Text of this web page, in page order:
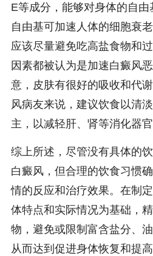
E等成分，能够对身体的自由
自由基可加速人体的细胞衰
应该尽量避免吃高盐食物和
因素都被认为是加速白癜风
意，皮肤有很好的吸收和代
风病友来说，建议饮食以清
主，以减轻肝、肾等消化器官
综上所述，尽管没有具体的
白癜风，但合理的饮食习惯
情的反应和治疗效果。在制
体特点和实际情况为基础，
物，避免或限制富含盐分、
从而达到促进身体恢复和提高